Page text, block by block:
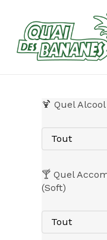
content
🍹 Quel
Tout
🍸 Quel
(Soft)
Tout